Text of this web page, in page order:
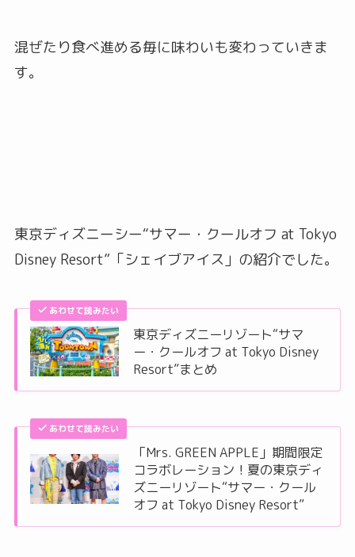
混ぜたり食べ進める毎に味わいも変わっていきま
す。
東京ディズニーシー“サマー・クールオフ at Tokyo
Disney Resort”「シェイブアイス」の紹介でした。
あわせて読みたい
東京ディズニーリゾート“サマ
ー・クールオフ at Tokyo Disney
Resort”まとめ
あわせて読みたい
「Mrs. GREEN APPLE」期間限定
コラボレーション！夏の東京ディ
ズニーリゾート“サマー・クール
オフ at Tokyo Disney Resort”